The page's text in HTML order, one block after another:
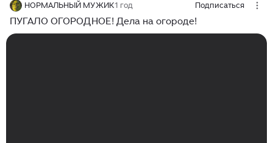
НОРМАЛЬНЫЙ МУЖИК1 год Подписаться
ПУГАЛО ОГОРОДНОЕ! Дела на огороде!